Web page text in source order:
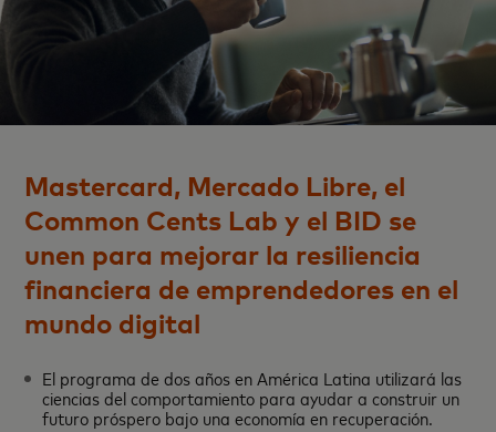
Mastercard, Mercado Libre, el
Common Cents Lab y el BID se
unen para mejorar la resiliencia
financiera de emprendedores en el
mundo digital
El programa de dos años en América Latina utilizará las
ciencias del comportamiento para ayudar a construir un
futuro próspero bajo una economía en recuperación.